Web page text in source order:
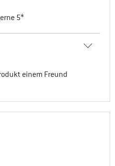
5*
einem Freund